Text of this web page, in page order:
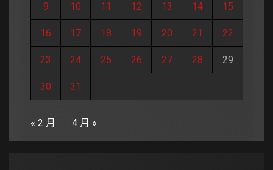
9 10 11 12 13 14 15
16 17 18 19 20 21 22
23 24 25 26 27 28 29
30 31
« 2 月 4 月 »